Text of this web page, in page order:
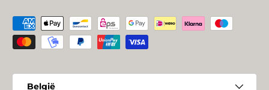
Geaccepteerde betaalmethoden
België